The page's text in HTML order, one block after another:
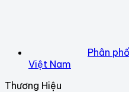
Phân
Việt Nam
Thương Hiệu